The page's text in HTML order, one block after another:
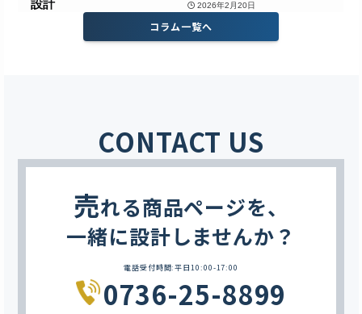
コラム一覧へ
CONTACT US
売れる商品ページを、
一緒に設計しませんか？
電話受付時間:平日10:00-17:00
0736-25-8899